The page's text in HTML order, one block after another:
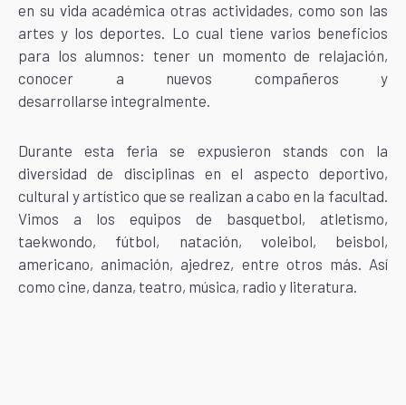
en su vida académica otras actividades, como son las
artes y los deportes. Lo cual tiene varios beneficios
para los alumnos: tener un momento de relajación,
conocer a nuevos compañeros y
desarrollarse integralmente.
Durante esta feria se expusieron stands con la
diversidad de disciplinas en el aspecto deportivo,
cultural y artístico que se realizan a cabo en la facultad.
Vimos a los equipos de basquetbol, atletismo,
taekwondo, fútbol, natación, voleibol, beisbol,
americano, animación, ajedrez, entre otros más. Así
como cine, danza, teatro, música, radio y literatura.